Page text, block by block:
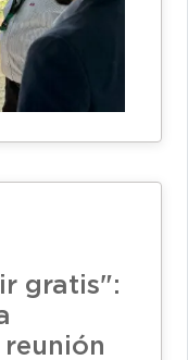
gratis":
reunión